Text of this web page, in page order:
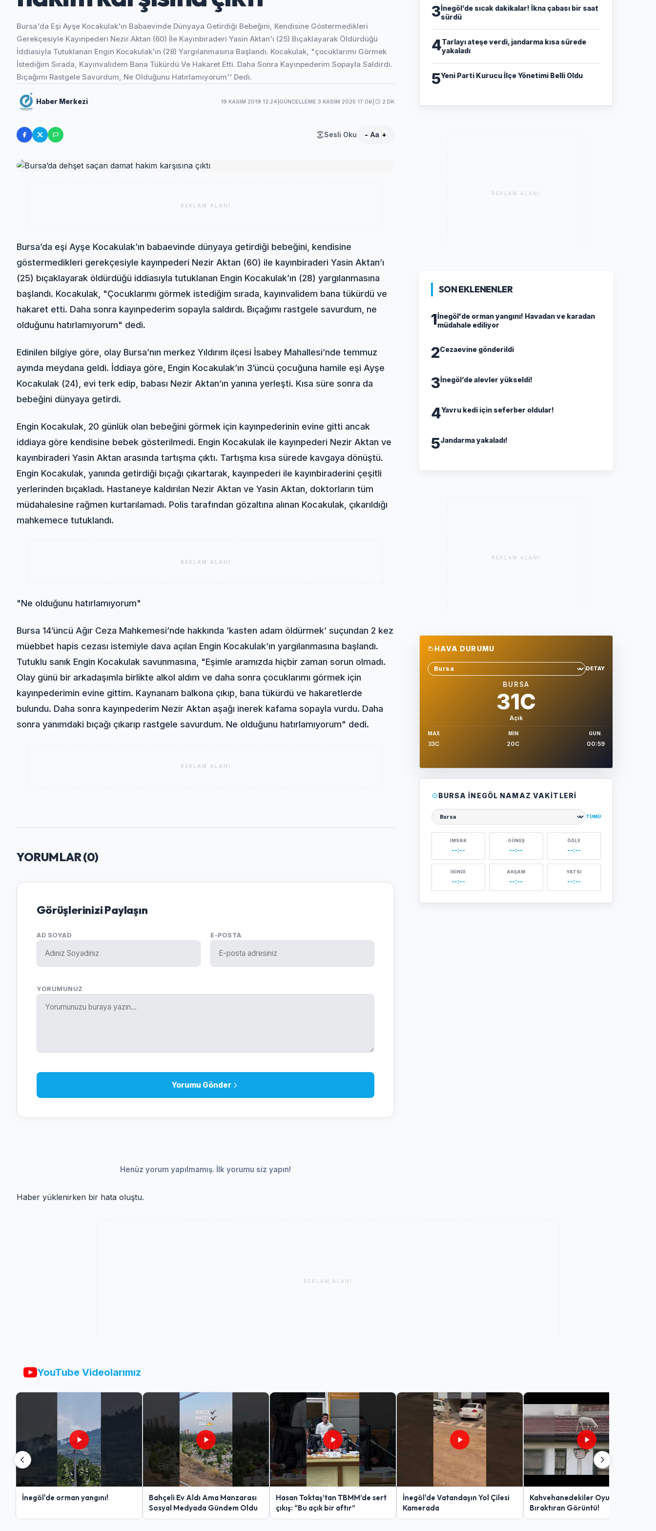
Bursa'da Eşi Ayşe Kocakulak'ın Babaevinde Dünyaya Getirdiği Bebeğini, Kendisine Göstermedikleri
Gerekçesiyle Kayınpederi Nezir Aktan (60) İle Kayınbiraderi Yasin Aktan'ı (25) Bıçaklayarak Öldürdüğü
İddiasiyla Tutuklanan Engin Kocakulak'ın (28) Yargılanmasına Başlandı. Kocakulak, "çocuklarımı Görmek
İstediğim Sırada, Kayınvalidem Bana Tükürdü Ve Hakaret Etti. Daha Sonra Kayınpederim Sopayla Saldırdı.
Bıçağımı Rastgele Savurdum, Ne Olduğunu Hatırlamıyorum'' Dedi.
Haber Merkezi 19 KASIM 2019 12:24 GÜNCELLEME 3 KASIM 2025 17:06 2 DK
Sesli Oku - Aa +
REKLAM ALANI
Bursa’da eşi Ayşe Kocakulak’ın babaevinde dünyaya getirdiği bebeğini, kendisine
göstermedikleri gerekçesiyle kayınpederi Nezir Aktan (60) ile kayınbiraderi Yasin Aktan’ı
(25) bıçaklayarak öldürdüğü iddiasıyla tutuklanan Engin Kocakulak’ın (28) yargılanmasına
başlandı. Kocakulak, "Çocuklarımı görmek istediğim sırada, kayınvalidem bana tükürdü ve
hakaret etti. Daha sonra kayınpederim sopayla saldırdı. Bıçağımı rastgele savurdum, ne
olduğunu hatırlamıyorum" dedi.
Edinilen bilgiye göre, olay Bursa’nın merkez Yıldırım ilçesi İsabey Mahallesi’nde temmuz
ayında meydana geldi. İddiaya göre, Engin Kocakulak’ın 3’üncü çocuğuna hamile eşi Ayşe
Kocakulak (24), evi terk edip, babası Nezir Aktan’ın yanına yerleşti. Kısa süre sonra da
bebeğini dünyaya getirdi.
Engin Kocakulak, 20 günlük olan bebeğini görmek için kayınpederinin evine gitti ancak
iddiaya göre kendisine bebek gösterilmedi. Engin Kocakulak ile kayınpederi Nezir Aktan ve
kayınbiraderi Yasin Aktan arasında tartışma çıktı. Tartışma kısa sürede kavgaya dönüştü.
Engin Kocakulak, yanında getirdiği bıçağı çıkartarak, kayınpederi ile kayınbiraderini çeşitli
yerlerinden bıçakladı. Hastaneye kaldırılan Nezir Aktan ve Yasin Aktan, doktorların tüm
müdahalesine rağmen kurtarılamadı. Polis tarafından gözaltına alınan Kocakulak, çıkarıldığı
mahkemece tutuklandı.
REKLAM ALANI
"Ne olduğunu hatırlamıyorum"
Bursa 14’üncü Ağır Ceza Mahkemesi’nde hakkında ’kasten adam öldürmek’ suçundan 2 kez
müebbet hapis cezası istemiyle dava açılan Engin Kocakulak’ın yargılanmasına başlandı.
Tutuklu sanık Engin Kocakulak savunmasına, "Eşimle aramızda hiçbir zaman sorun olmadı.
Olay günü bir arkadaşımla birlikte alkol aldım ve daha sonra çocuklarımı görmek için
kayınpederimin evine gittim. Kaynanam balkona çıkıp, bana tükürdü ve hakaretlerde
bulundu. Daha sonra kayınpederim Nezir Aktan aşağı inerek kafama sopayla vurdu. Daha
sonra yanımdaki bıçağı çıkarıp rastgele savurdum. Ne olduğunu hatırlamıyorum" dedi.
REKLAM ALANI
YORUMLAR (0)
Görüşlerinizi Paylaşın
AD SOYAD E-POSTA
YORUMUNUZ
Yorumu Gönder
Henüz yorum yapılmamış. İlk yorumu siz yapın!
Haber yüklenirken bir hata oluştu.
3İnegöl’de sıcak dakikalar! İkna çabası bir saat
sürdü
4Tarlayı ateşe verdi, jandarma kısa sürede
yakaladı
5Yeni Parti Kurucu İlçe Yönetimi Belli Oldu
REKLAM ALANI
SON EKLENENLER
1İnegöl'de orman yangını! Havadan ve karadan
müdahale ediliyor
2Cezaevine gönderildi
3İnegöl’de alevler yükseldi!
4Yavru kedi için seferber oldular!
5Jandarma yakaladı!
REKLAM ALANI
HAVA DURUMU
Sehir sec
DETAY
BURSA
31C
Açık
MAX
33C
MIN
20C
GUN.
00:59
BURSA İNEGÖL NAMAZ VAKITLERI
Şehir seçin
TÜMÜ
İMSAK
--:--
GÜNEŞ
--:--
ÖĞLE
--:--
İKINDI
--:--
AKŞAM
--:--
YATSI
--:--
REKLAM ALANI
YouTube Videolarımız
İnegöl'de orman yangını!
Bahçeli Ev Aldı Ama Manzarası
Sosyal Medyada Gündem Oldu
Hasan Toktaş’tan TBMM’de sert
çıkış: “Bu açık bir aftır”
İnegöl'de Vatandaşın Yol Çilesi
Kamerada
Kahvehanedekiler Oyunu
Bıraktıran Görüntü!